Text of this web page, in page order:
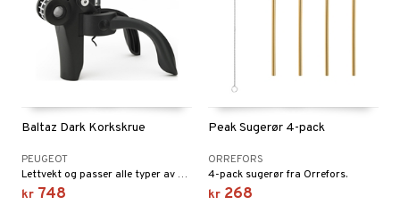
Baltaz Dark Korkskrue
PEUGEOT
Lettvekt og passer alle typer av korker.
kr 748
Peak Sugerør 4-pack
ORREFORS
4-pack sugerør fra Orrefors.
kr 268